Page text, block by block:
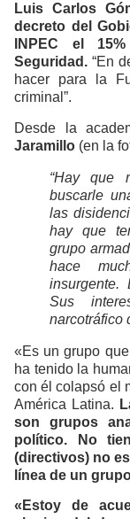
Luis Carlos
decreto del
INPEC el
Seguridad. “En
hacer para la
criminal”.
Desde la
Jaramillo (en la
“Hay que
buscarle
las
hay que
grupo
hace
insurgente.
Sus
narcotráfico
«Es un grupo
ha tenido la
con él colapsó el
América Latina.
son grupos
político. No
(directivos) no
línea de un
«Estoy de